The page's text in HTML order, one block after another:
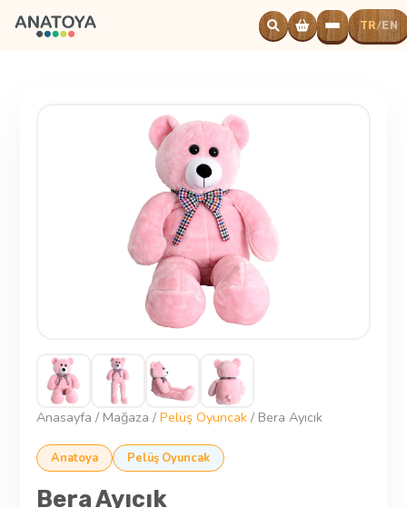
TR/EN
Powered
Anasayfa / Mağaza /Pelüş Oyuncak / Bera Ayıcık
Anatoya Pelüş Oyuncak
Bera Ayıcık